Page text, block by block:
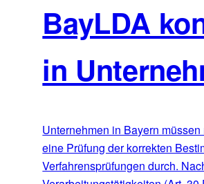
BayLDA
in
Unternehmen in Bayern
eine Prüfung der korrekten
Verfahrensprüfungen durch.